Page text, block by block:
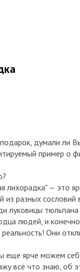
думали ли
пример о
лихорадка" — это
из разных сословий
луковицы
людей, и
Они
еще ярче можем
всё что знаю, об